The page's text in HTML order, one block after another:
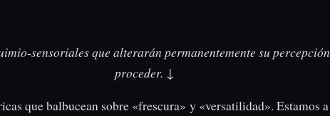
sensoriales que alterarán permanentemente su
proceder. ↓
que balbucean sobre «frescura» y «versatilidad».